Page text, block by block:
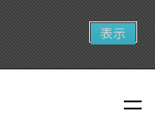
表示